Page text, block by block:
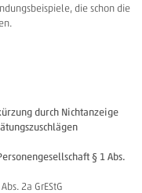
die schon die
durch Nichtanzeige
§ 1 Abs.
2a GrEStG